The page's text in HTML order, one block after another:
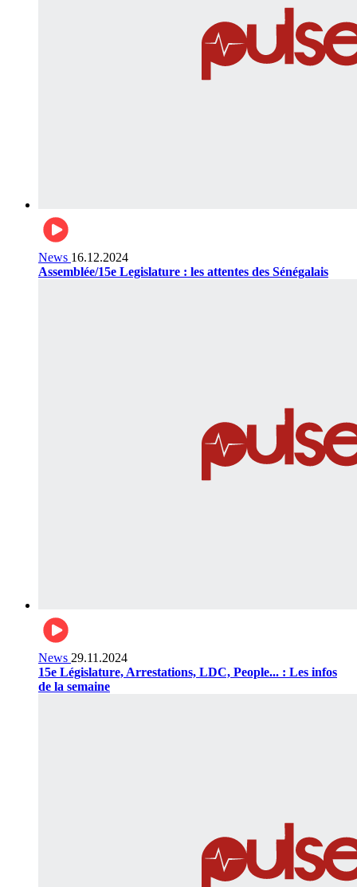
News 16.12.2024
Assemblée/15e Legislature : les attentes des Sénégalais
News 29.11.2024
15e Législature, Arrestations, LDC, People... : Les infos
de la semaine